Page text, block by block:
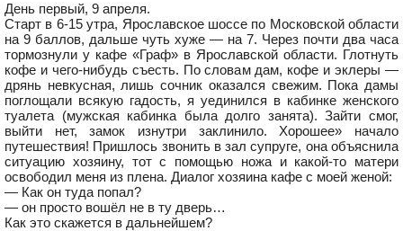
День первый, 9 апреля.
Старт в 6-15 утра, Ярославское шоссе по Московской области
на 9 баллов, дальше чуть хуже — на 7. Через почти два часа
тормознули у кафе «Граф» в Ярославской области. Глотнуть
кофе и чего-нибудь съесть. По словам дам, кофе и эклеры —
дрянь невкусная, лишь сочник оказался свежим. Пока дамы
поглощали всякую гадость, я уединился в кабинке женского
туалета (мужская кабинка была долго занята). Зайти смог,
выйти нет, замок изнутри заклинило. Хорошее» начало
путешествия! Пришлось звонить в зал супруге, она объяснила
ситуацию хозяину, тот с помощью ножа и какой-то матери
освободил меня из плена. Диалог хозяина кафе с моей женой:
— Как он туда попал?
— он просто вошёл не в ту дверь…
Как это скажется в дальнейшем?